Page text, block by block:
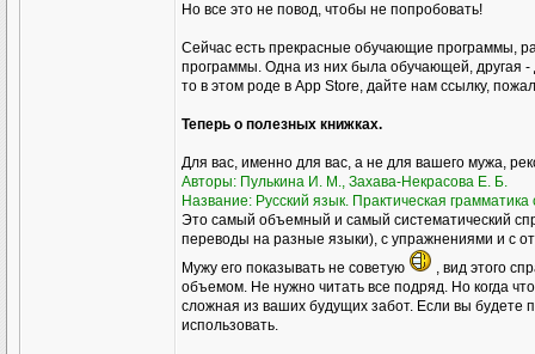
Но все это не повод, чтобы не попробовать!
Сейчас есть прекрасные обучающие программы,
программы. Одна из них была обучающей, другая -
то в этом роде в Аpp Store, дайте нам ссылку,
Теперь о полезных книжках.
Для вас, именно для вас, а не для вашего мужа,
Авторы: Пулькина И. М., Захава-Некрасова Е. Б.
Название: Русский язык. Практическая
Это самый объемный и самый систематический
переводы на разные языки), с упражнениями и с
Мужу его показывать не советую
, вид этого
объемом. Не нужно читать все подряд. Но когда
сложная из ваших будущих забот. Если вы будете
использовать.